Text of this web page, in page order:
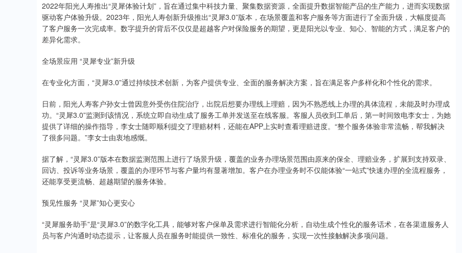
2022年阳光人寿推出“灵犀体验计划”，旨在通过集中科技力量、聚集数据资源，全面提升数据智能产品的生产能力，进而实现数据
驱动客户体验升级。2023年，阳光人寿创新升级推出“灵犀3.0”版本，在场景覆盖和客户服务等方面进行了全面升级，大幅度提高
了客户服务一次完成率。数字提升的背后不仅仅是超越客户对保险服务的期望，更是阳光以专业、知心、智能的方式，满足客户的
差异化需求。
全场景应用 “灵犀专业”新升级
在专业化方面，“灵犀3.0”通过持续技术创新，为客户提供专业、全面的服务解决方案，旨在满足客户多样化和个性化的需求。
日前，阳光人寿客户孙女士曾因意外受伤住院治疗，出院后想要办理线上理赔，因为不熟悉线上办理的具体流程，未能及时办理成
功。“灵犀3.0”监测到该情况，系统立即自动生成了服务工单并发送至在线客服。客服人员收到工单后，第一时间致电李女士，为她
提供了详细的操作指导，李女士随即顺利提交了理赔材料，还能在APP上实时查看理赔进度。“整个服务体验非常流畅，帮我解决
了很多问题。”李女士由衷地感慨。
据了解，“灵犀3.0”版本在数据监测范围上进行了场景升级，覆盖的业务办理场景范围由原来的保全、理赔业务，扩展到支持双录、
回访、投诉等业务场景，覆盖的办理环节与客户量均有显著增加。客户在办理业务时不仅能体验“一站式”快速办理的全流程服务，
还能享受更流畅、超越期望的服务体验。
预见性服务 “灵犀”知心更安心
“灵犀服务助手”是“灵犀3.0”的数字化工具，能够对客户保单及需求进行智能化分析，自动生成个性化的服务话术，在各渠道服务人
员与客户沟通时动态提示，让客服人员在服务时能提供一致性、标准化的服务，实现一次性接触解决多项问题。